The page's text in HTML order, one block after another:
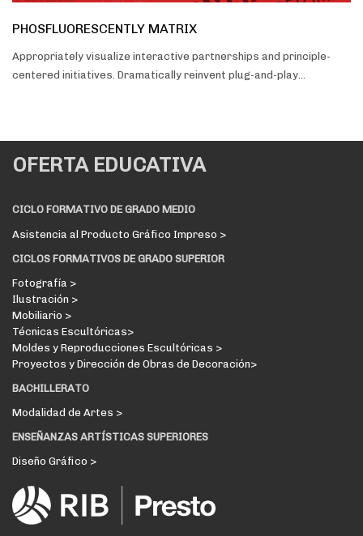
PHOSFLUORESCENTLY MATRIX
Appropriately visualize interactive partnerships and principle-
centered initiatives. Dramatically reinvent plug-and-play…
OFERTA EDUCATIVA
CICLO FORMATIVO DE GRADO MEDIO
Asistencia al Producto Gráfico Impreso >
CICLOS FORMATIVOS DE GRADO SUPERIOR
Fotografía >
Ilustración >
Mobiliario >
Técnicas Escultóricas>
Moldes y Reproducciones Escultóricas >
Proyectos y Dirección de Obras de Decoración>
BACHILLERATO
Modalidad de Artes >
ENSEÑANZAS ARTÍSTICAS SUPERIORES
Diseño Gráfico >